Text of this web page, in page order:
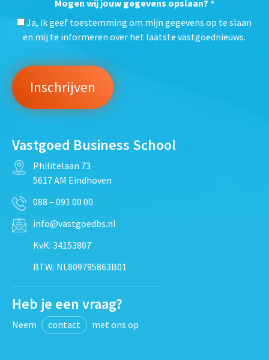
Mogen wij jouw gegevens opslaan? *
Ja, ik geef toestemming om mijn gegevens op te slaan
en mij te informeren over het laatste vastgoednieuws.
Vastgoed Business School
Philitelaan 73
5617 AM Eindhoven
088 – 091 00 00
info@vastgoedbs.nl
KvK: 34153807
BTW: NL809795863B01
Heb je een vraag?
Neem contact met ons op